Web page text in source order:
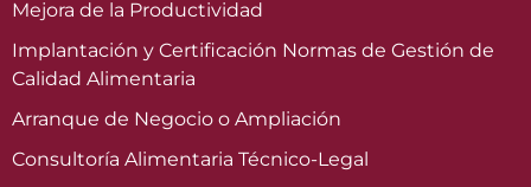
Mejora de la Productividad
Implantación y Certificación Normas de Gestión de
Calidad Alimentaria
Arranque de Negocio o Ampliación
Consultoría Alimentaria Técnico-Legal